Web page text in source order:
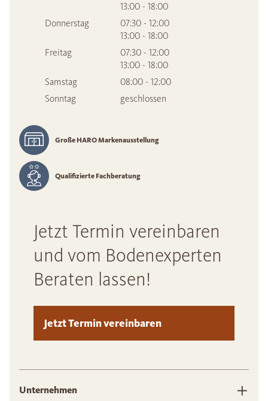
13:00 - 18:00
Donnerstag
07:30 - 12:00
13:00 - 18:00
Freitag
07:30 - 12:00
13:00 - 18:00
Samstag
08:00 - 12:00
Sonntag
geschlossen
Große HARO Markenausstellung
Qualifizierte Fachberatung
Jetzt Termin vereinbaren
und vom Bodenexperten
Beraten lassen!
Jetzt Termin vereinbaren
Unternehmen